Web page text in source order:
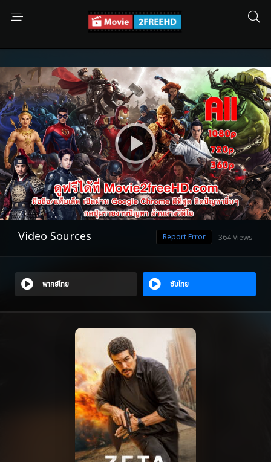
Video Sources 364 Views
Report Error
พากย์ไทย ซับไทย